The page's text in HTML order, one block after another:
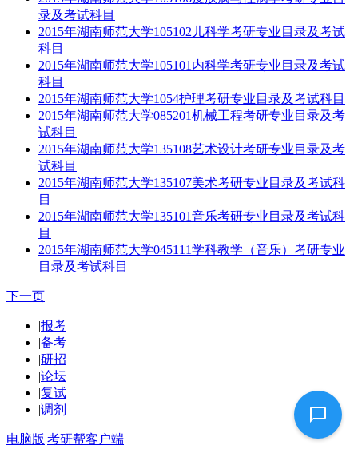
录及考试科目
2015年湖南师范大学105102儿科学考研专业目录及考试
科目
2015年湖南师范大学105101内科学考研专业目录及考试
科目
2015年湖南师范大学1054护理考研专业目录及考试科目
2015年湖南师范大学085201机械工程考研专业目录及考
试科目
2015年湖南师范大学135108艺术设计考研专业目录及考
试科目
2015年湖南师范大学135107美术考研专业目录及考试科
目
2015年湖南师范大学135101音乐考研专业目录及考试科
目
2015年湖南师范大学045111学科教学（音乐）考研专业
目录及考试科目
下一页
|报考
|备考
|研招
|论坛
|复试
|调剂
电脑版|考研帮客户端